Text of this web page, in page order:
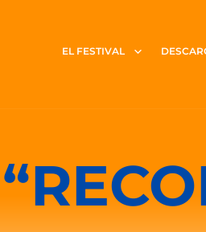
EL FESTIVAL